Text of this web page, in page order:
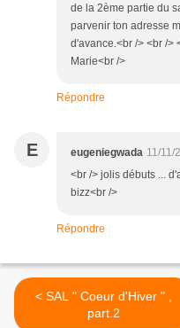
de la 2ème partie du
parvenir ton
d'avance.<br /> <br
Marie<br />
Répondre
E eugeniegwada 11/11/
<br /> jolis débuts ...
bizz<br />
Répondre
< SAL " Coeur d'Hiver " ,
part.2